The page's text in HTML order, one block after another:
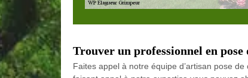
Trouver un professionnel en
Faites appel à notre équipe d’artisan pose